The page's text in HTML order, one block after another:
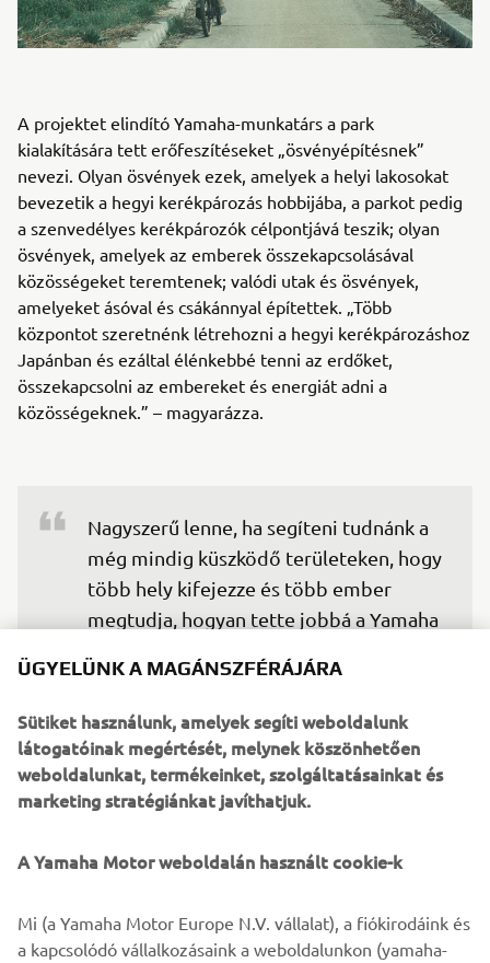
A projektet elindító Yamaha-munkatárs a park
kialakítására tett erőfeszítéseket „ösvényépítésnek”
nevezi. Olyan ösvények ezek, amelyek a helyi lakosokat
bevezetik a hegyi kerékpározás hobbijába, a parkot pedig
a szenvedélyes kerékpározók célpontjává teszik; olyan
ösvények, amelyek az emberek összekapcsolásával
közösségeket teremtenek; valódi utak és ösvények,
amelyeket ásóval és csákánnyal építettek. „Több
központot szeretnénk létrehozni a hegyi kerékpározáshoz
Japánban és ezáltal élénkebbé tenni az erdőket,
összekapcsolni az embereket és energiát adni a
közösségeknek.” – magyarázza.
Nagyszerű lenne, ha segíteni tudnánk a
még mindig küszködő területeken, hogy
több hely kifejezze és több ember
megtudja, hogyan tette jobbá a Yamaha
Fejlesztési Központ, Yamaha Motor Co., Ltd.
© Yamaha Motor Europe N.V. / Yamaha Motor Co., Ltd.
kereskedelmi vagy nem kereskedelmi célokra nem
használhatók fel a Yamaha Motor Europe N.V. és/vagy a
ÜGYELÜNK A MAGÁNSZFÉRÁJÁRA
Sütiket használunk, amelyek segíti weboldalunk
látogatóinak megértését, melynek köszönhetően
weboldalunkat, termékeinket, szolgáltatásainkat és
marketing stratégiánkat javíthatjuk.
A Yamaha Motor weboldalán használt cookie-k
Mi (a Yamaha Motor Europe N.V. vállalat), a fiókirodáink és
a kapcsolódó vállalkozásaink a weboldalunkon (yamaha-